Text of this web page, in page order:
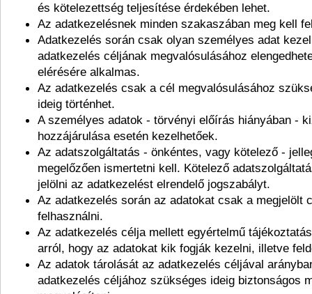
és kötelezettség teljesítése érdekében lehet.
Az adatkezelésnek minden szakaszában meg kell
Adatkezelés során csak olyan személyes adat
adatkezelés céljának megvalósulásához
elérésére alkalmas.
Az adatkezelés csak a cél megvalósulásához
ideig történhet.
A személyes adatok - törvényi előírás hiányában -
hozzájárulása esetén kezelhetőek.
Az adatszolgáltatás - önkéntes, vagy kötelező -
megelőzően ismertetni kell. Kötelező
jelölni az adatkezelést elrendelő jogszabályt.
Az adatkezelés során az adatokat csak a megjelölt
felhasználni.
Az adatkezelés célja mellett egyértelmű
arról, hogy az adatokat kik fogják kezelni, illetve
Az adatok tárolását az adatkezelés céljával
adatkezelés céljához szükséges ideig biztonságos